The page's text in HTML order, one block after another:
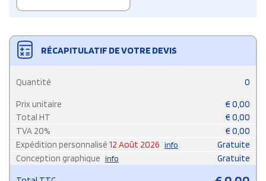
RÉCAPITULATIF DE VOTRE DEVIS
Quantité 0
Prix unitaire € 0,00
Total HT
€ 0,00
TVA 20% € 0,00
Expédition personnalisé 12 Août 2026 info
Gratuite
Conception graphique info Gratuite